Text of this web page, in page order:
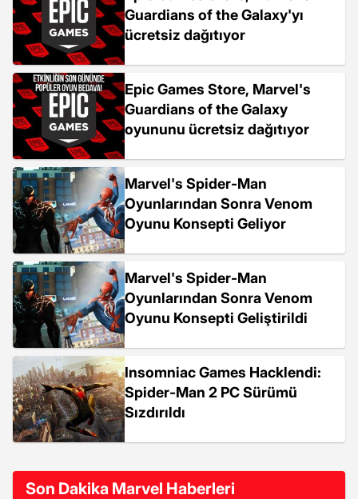
Guardians of the Galaxy'yı
ücretsiz dağıtıyor
Epic Games Store, Marvel's
Guardians of the Galaxy
oyununu ücretsiz dağıtıyor
Marvel's Spider-Man
Oyunlarından Sonra Venom
Oyunu Konsepti Geliyor
Marvel's Spider-Man
Oyunlarından Sonra Venom
Oyunu Konsepti Geliştirildi
Insomniac Games Hacklendi:
Spider-Man 2 PC Sürümü
Sızdırıldı
Son Dakika Marvel Haberleri